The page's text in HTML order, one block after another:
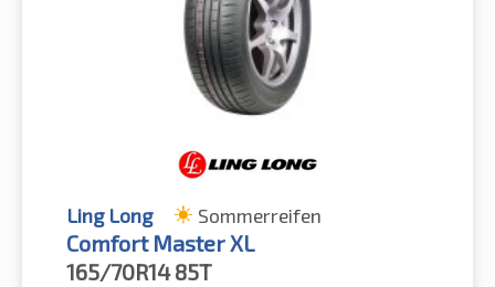
Ling Long Sommerreifen
Comfort Master XL
165/70R14 85T